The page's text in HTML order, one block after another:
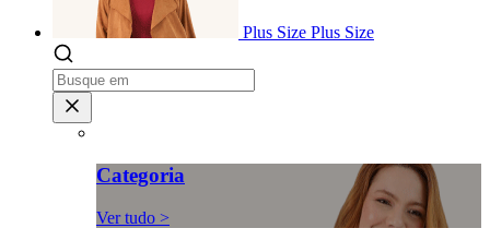
Plus Size Plus Size
Categoria
Ver tudo >